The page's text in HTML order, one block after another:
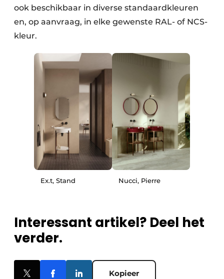
ook beschikbaar in diverse standaardkleuren
en, op aanvraag, in elke gewenste RAL- of NCS-
kleur.
Ex.t, Stand Nucci, Pierre
Interessant artikel? Deel het
verder.
Kopieer